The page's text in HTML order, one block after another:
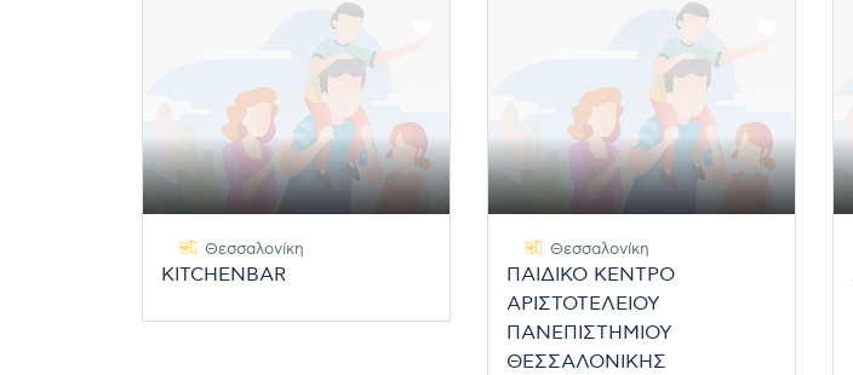
Θεσσαλονίκη
KITCHENBAR
Θεσσαλονίκη
ΠΑΙΔΙΚΟ ΚΕΝΤΡΟ
ΑΡΙΣΤΟΤΕΛΕΙΟΥ
ΠΑΝΕΠΙΣΤΗΜΙΟΥ
ΘΕΣΣΑΛΟΝΙΚΗΣ